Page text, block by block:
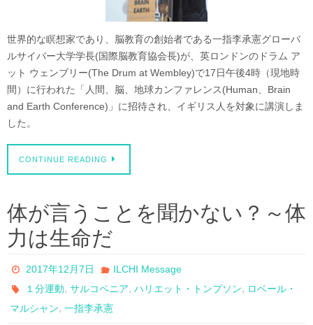
世界的な瞑想家であり、脳教育の創始者である一指李承憲グローバ
ルサイバー大学学長(国際脳教育協会長)が、英ロンドンのドラム ア
ット ウェンブリー(The Drum at Wembley)で17日午後4時（現地時
間）に行われた「人間、脳、地球カンファレンス(Human、Brain
and Earth Conference)」に招待され、イギリス人を対象に講演しま
した。
CONTINUE READING
体が言うことを聞かない？～体
力は生命だ
2017年12月7日
ILCHI Message
１分運動,サルコペニア,ハリエット・トンプソン, ロベール・
マルシャン, 一指李承憲